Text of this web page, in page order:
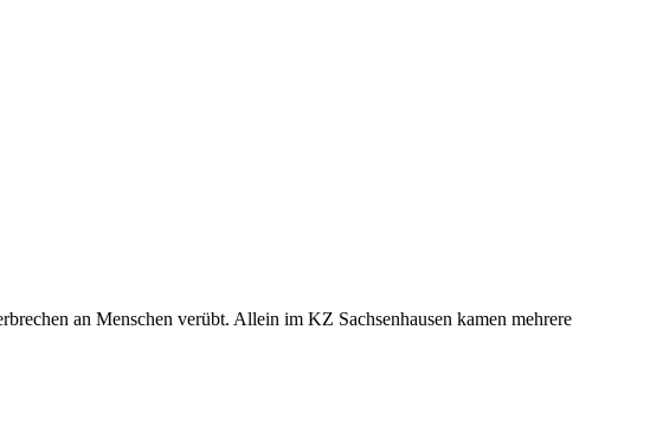
an Menschen verübt. Allein im KZ Sachsenhausen kamen mehrere